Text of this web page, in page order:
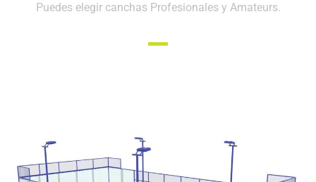
Puedes elegir canchas Profesionales y Amateurs.